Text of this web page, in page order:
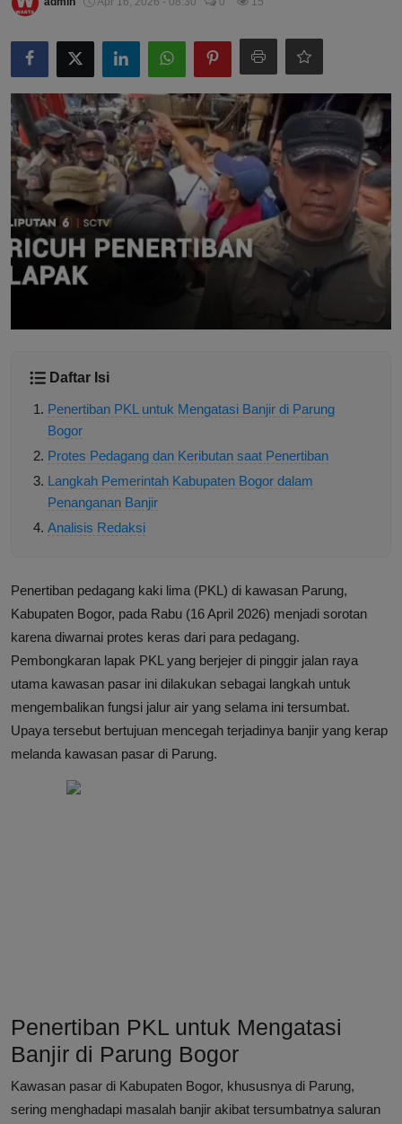
Daftar Isi
Penertiban PKL untuk Mengatasi Banjir di Parung
Bogor
Protes Pedagang dan Keributan saat Penertiban
Langkah Pemerintah Kabupaten Bogor dalam
Penanganan Banjir
Analisis Redaksi
Penertiban pedagang kaki lima (PKL) di kawasan Parung,
Kabupaten Bogor, pada Rabu (16 April 2026) menjadi sorotan
karena diwarnai protes keras dari para pedagang.
Pembongkaran lapak PKL yang berjejer di pinggir jalan raya
utama kawasan pasar ini dilakukan sebagai langkah untuk
mengembalikan fungsi jalur air yang selama ini tersumbat.
Upaya tersebut bertujuan mencegah terjadinya banjir yang kerap
melanda kawasan pasar di Parung.
Penertiban PKL untuk Mengatasi
Banjir di Parung Bogor
Kawasan pasar di Kabupaten Bogor, khususnya di Parung,
sering menghadapi masalah banjir akibat tersumbatnya saluran